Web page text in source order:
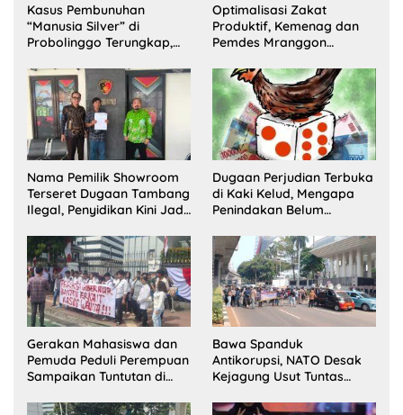
Kasus Pembunuhan
“Manusia Silver” di
Probolinggo Terungkap,
Satu Buron
Optimalisasi Zakat
Produktif, Kemenag dan
Pemdes Mranggon
Pelaksana Kampung
Zakat
Nama Pemilik Showroom
Terseret Dugaan Tambang
Ilegal, Penyidikan Kini Jadi
Dugaan Perjudian Terbuka
di Kaki Kelud, Mengapa
Penindakan Belum
Gerakan Mahasiswa dan
Pemuda Peduli Perempuan
Sampaikan Tuntutan di
Bawa Spanduk
Antikorupsi, NATO Desak
Kejagung Usut Tuntas